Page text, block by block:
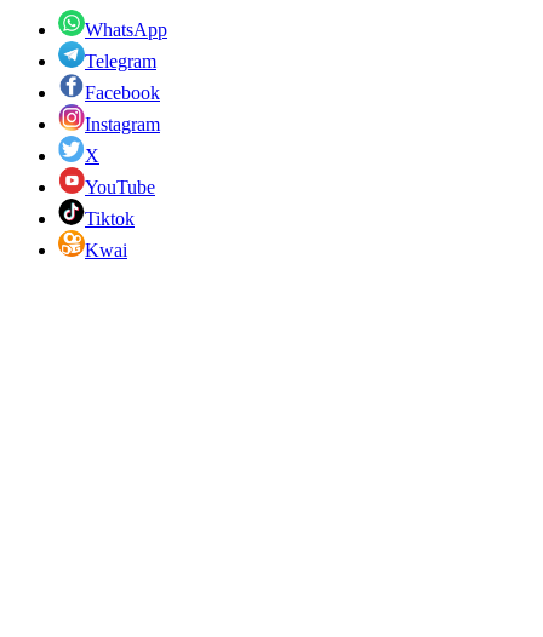
WhatsApp
Telegram
Facebook
Instagram
X
YouTube
Tiktok
Kwai